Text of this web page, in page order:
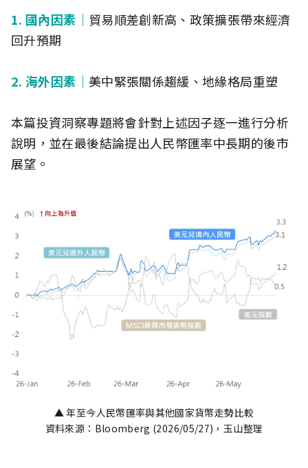
1. 國內因素｜ 貿易順差創新高、政策擴張帶來經濟
回升預期
2. 海外因素｜ 美中緊張關係趨緩、地緣格局重塑
本篇投資洞察專題將會針對上述因子逐一進行分析
說明，並在最後結論提出人民幣匯率中長期的後市
展望。
▲ 年至今人民幣匯率與其他國家貨幣走勢比較
資料來源：Bloomberg (2026/05/27)，玉山整理